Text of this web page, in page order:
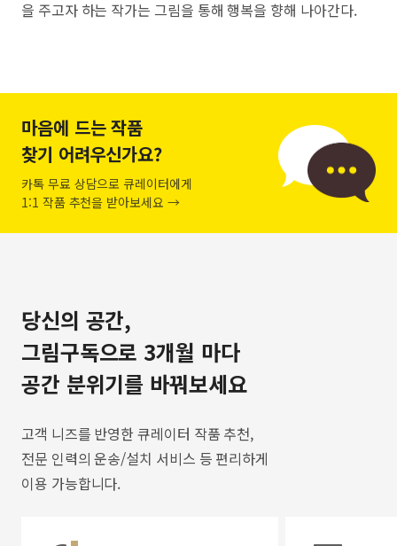
을 주고자 하는 작가는 그림을 통해 행복을 향해 나아간다.
마음에 드는 작품
찾기 어려우신가요?
카톡 무료 상담으로 큐레이터에게
1:1 작품 추천을 받아보세요 →
당신의 공간,
그림구독으로 3개월 마다
공간 분위기를 바꿔보세요
고객 니즈를 반영한 큐레이터 작품 추천,
전문 인력의 운송/설치 서비스 등 편리하게
이용 가능합니다.